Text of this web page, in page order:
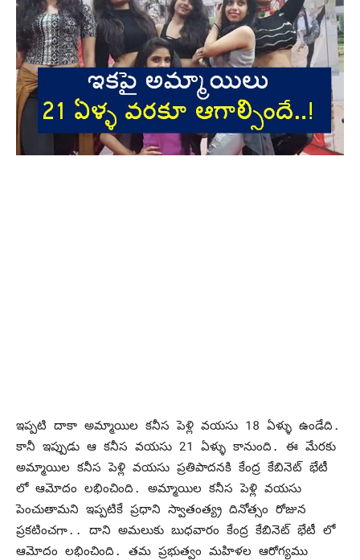
ఇప్పటి దాకా అమ్మాయిల కనీస పెళ్లి వయసు 18 ఏళ్ళు ఉండేది.
కానీ ఇప్పుడు ఆ కనీస వయసు 21 ఏళ్ళు కానుంది. ఈ మేరకు
అమ్మాయిల కనీస పెళ్లి వయసు ప్రతిపాదనకి కేంద్ర కేబినెట్‌ భేటీ
లో ఆమోదం లభించింది. అమ్మాయిల కనీస పెళ్లి వయసు
పెంచుతామని ఇప్పటికే ప్రధాని స్వాతంత్య్ర దినోత్సం రోజున
ప్రకటించగా.. దాని అమలుకు బుధవారం కేంద్ర కేబినెట్‌ భేటీ లో
ఆమోదం లభించింది. తమ ప్రభుత్వం మహిళల ఆరోగ్యము